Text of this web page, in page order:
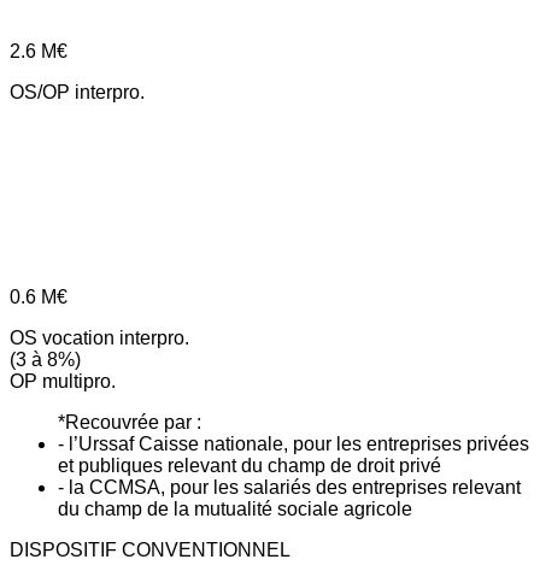
2.6 M€
OS/OP interpro.
0.6 M€
OS vocation interpro.
(3 à 8%)
OP multipro.
*Recouvrée par :
- l’Urssaf Caisse nationale, pour les entreprises privées
et publiques relevant du champ de droit privé
- la CCMSA, pour les salariés des entreprises relevant
du champ de la mutualité sociale agricole
DISPOSITIF CONVENTIONNEL